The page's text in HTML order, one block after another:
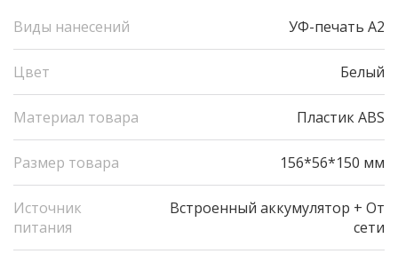
Виды нанесений УФ-печать А2
Цвет Белый
Материал товара Пластик ABS
Размер товара 156*56*150 мм
Источник
питания
Встроенный аккумулятор + От
сети